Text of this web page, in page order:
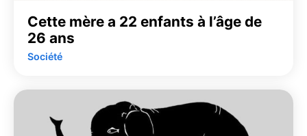
Cette mère a 22 enfants à l’âge de
26 ans
Société